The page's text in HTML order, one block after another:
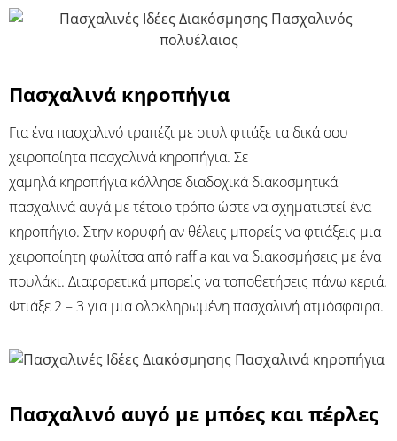
Πασχαλινά κηροπήγια
Για ένα πασχαλινό τραπέζι με στυλ φτιάξε τα δικά σου
χειροποίητα πασχαλινά κηροπήγια. Σε
χαμηλά κηροπήγια κόλλησε διαδοχικά διακοσμητικά
πασχαλινά αυγά με τέτοιο τρόπο ώστε να σχηματιστεί ένα
κηροπήγιο. Στην κορυφή αν θέλεις μπορείς να φτιάξεις μια
χειροποίητη φωλίτσα από raffia και να διακοσμήσεις με ένα
πουλάκι. Διαφορετικά μπορείς να τοποθετήσεις πάνω κεριά.
Φτιάξε 2 – 3 για μια ολοκληρωμένη πασχαλινή ατμόσφαιρα.
Πασχαλινό αυγό με μπόες και πέρλες